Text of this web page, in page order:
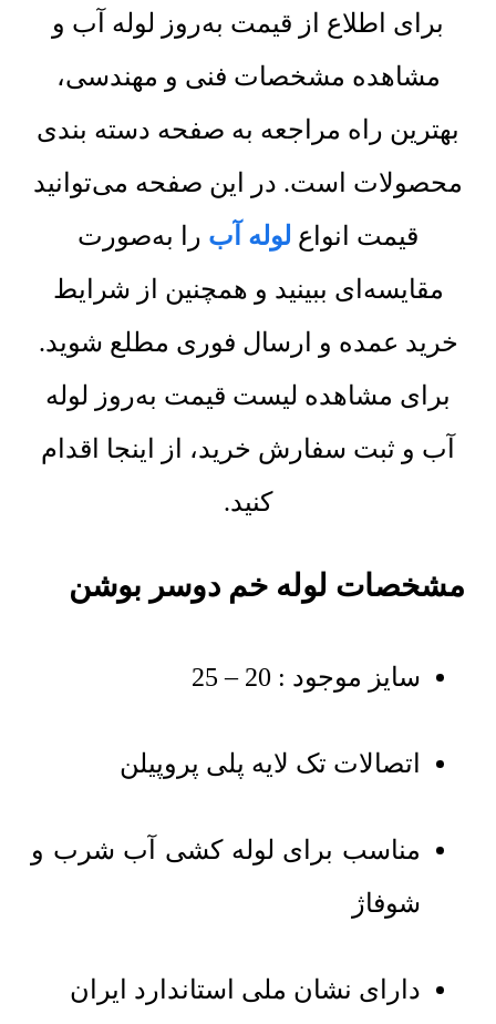
برای اطلاع از قیمت به‌روز لوله آب و
مشاهده مشخصات فنی و مهندسی،
بهترین راه مراجعه به صفحه دسته بندی
محصولات است. در این صفحه می‌توانید
قیمت انواع لوله آب را به‌صورت
مقایسه‌ای ببینید و همچنین از شرایط
خرید عمده و ارسال فوری مطلع شوید.
برای مشاهده لیست قیمت به‌روز لوله
آب و ثبت سفارش خرید، از اینجا اقدام
کنید.
مشخصات لوله خم دوسر بوشن
سایز موجود : 20 – 25
اتصالات تک لایه پلی پروپیلن
مناسب برای لوله کشی آب شرب و
شوفاژ
دارای نشان ملی استاندارد ایران